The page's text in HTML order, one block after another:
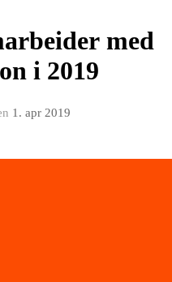
med
i 2019
1. apr 2019